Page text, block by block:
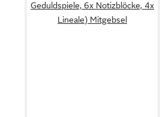
Geduldspiele, 6x Notizblöcke, 4x
Lineale) Mitgebsel